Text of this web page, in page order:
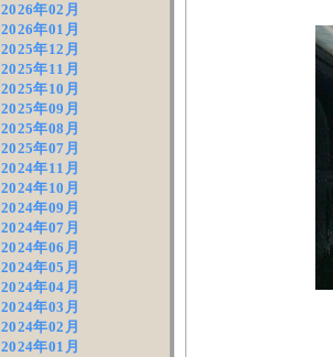
2026年02月
2026年01月
2025年12月
2025年11月
2025年10月
2025年09月
2025年08月
2025年07月
2024年11月
2024年10月
2024年09月
2024年07月
2024年06月
2024年05月
2024年04月
2024年03月
2024年02月
2024年01月